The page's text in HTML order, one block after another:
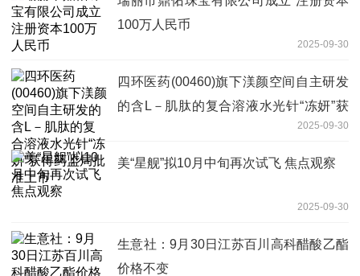
100万人民币
2025-09-30
四环医药(00460)旗下渼颜空间自主研发
的含L－肌肽的复合溶液水光针“冻妍”获
2025-09-30
美“星舰”拟10月中旬再次试飞 焦点观察
2025-09-30
生意社：9月30日江苏百川高科醋酸乙酯
价格不变